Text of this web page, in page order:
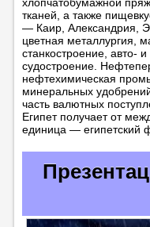
тканей, а также
— Каир, Александрия,
цветная металлургия,
станкостроение, авто-
судостроение.
нефтехимическая
минеральных
часть валютных
Египет получает от
единица — египетский